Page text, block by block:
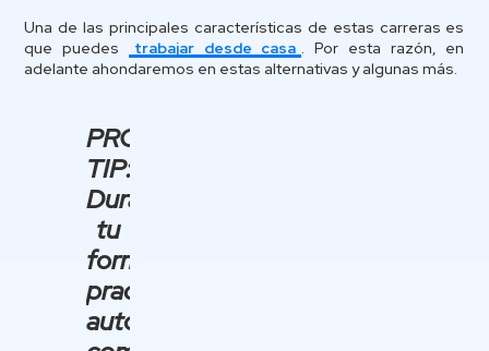
Una de las principales características de estas carreras es
que puedes
trabajar desde casa . Por esta razón, en
adelante ahondaremos en estas alternativas y algunas más.
PRO
TIP:
Durante
tu
formación,
practica
autodisciplina,